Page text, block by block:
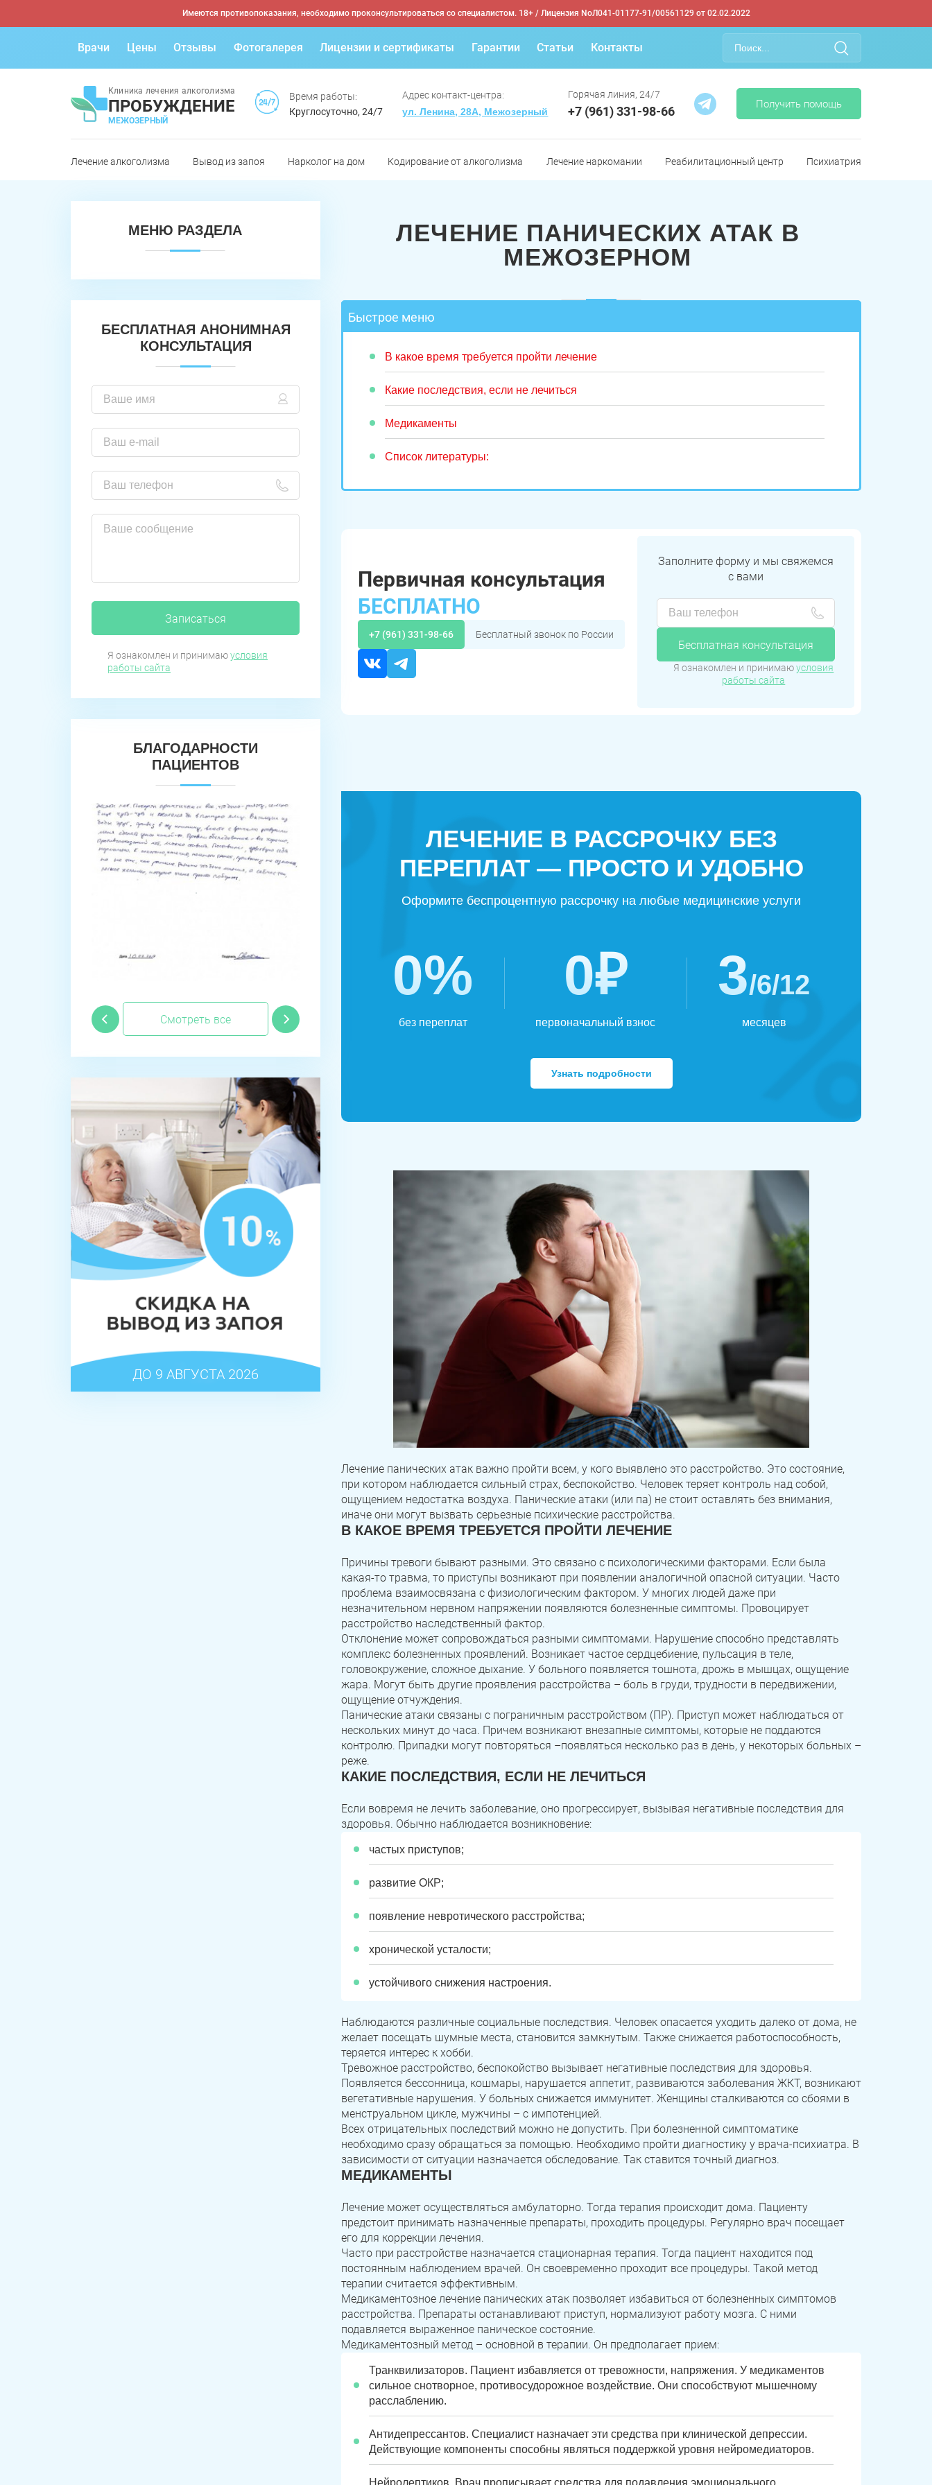
Имеются противопоказания, необходимо проконсультироваться со специалистом. 18+ / Лицензия NoЛ041-01177-91/00561129 от 02.02.2022
Врачи Цены Отзывы Фотогалерея Лицензии и сертификаты Гарантии Статьи Контакты
Клиника лечения алкоголизма
ПРОБУЖДЕНИЕ
МЕЖОЗЕРНЫЙ
Время работы:
Круглосуточно, 24/7
Адрес контакт-центра:
ул. Ленина, 28А, Межозерный
Горячая линия, 24/7
+7 (961) 331-98-66 Получить помощь
Лечение алкоголизма Вывод из запоя Нарколог на дом Кодирование от алкоголизма Лечение наркомании Реабилитационный центр Психиатрия
ЛЕЧЕНИЕ ПАНИЧЕСКИХ АТАК В
МЕЖОЗЕРНОМ
Быстрое меню
В какое время требуется пройти лечение
Какие последствия, если не лечиться
Медикаменты
Список литературы:
Первичная консультация
БЕСПЛАТНО
+7 (961) 331-98-66 Бесплатный звонок по России
Заполните форму и мы свяжемся
с вами
Бесплатная консультация
Я ознакомлен и принимаюусловия
работы сайта
ЛЕЧЕНИЕ В РАССРОЧКУ БЕЗ
ПЕРЕПЛАТ — ПРОСТО И УДОБНО
Оформите беспроцентную рассрочку на любые медицинские услуги
0%
без переплат
0₽
первоначальный взнос
3/6/12
месяцев
Узнать подробности
Лечение панических атак важно пройти всем, у кого выявлено это расстройство. Это состояние,
при котором наблюдается сильный страх, беспокойство. Человек теряет контроль над собой,
ощущением недостатка воздуха. Панические атаки (или па) не стоит оставлять без внимания,
иначе они могут вызвать серьезные психические расстройства.
В КАКОЕ ВРЕМЯ ТРЕБУЕТСЯ ПРОЙТИ ЛЕЧЕНИЕ
Причины тревоги бывают разными. Это связано с психологическими факторами. Если была
какая-то травма, то приступы возникают при появлении аналогичной опасной ситуации. Часто
проблема взаимосвязана с физиологическим фактором. У многих людей даже при
незначительном нервном напряжении появляются болезненные симптомы. Провоцирует
расстройство наследственный фактор.
Отклонение может сопровождаться разными симптомами. Нарушение способно представлять
комплекс болезненных проявлений. Возникает частое сердцебиение, пульсация в теле,
головокружение, сложное дыхание. У больного появляется тошнота, дрожь в мышцах, ощущение
жара. Могут быть другие проявления расстройства – боль в груди, трудности в передвижении,
ощущение отчуждения.
Панические атаки связаны с пограничным расстройством (ПР). Приступ может наблюдаться от
нескольких минут до часа. Причем возникают внезапные симптомы, которые не поддаются
контролю. Припадки могут повторяться –появляться несколько раз в день, у некоторых больных –
реже.
КАКИЕ ПОСЛЕДСТВИЯ, ЕСЛИ НЕ ЛЕЧИТЬСЯ
Если вовремя не лечить заболевание, оно прогрессирует, вызывая негативные последствия для
здоровья. Обычно наблюдается возникновение:
частых приступов;
развитие ОКР;
появление невротического расстройства;
хронической усталости;
устойчивого снижения настроения.
Наблюдаются различные социальные последствия. Человек опасается уходить далеко от дома, не
желает посещать шумные места, становится замкнутым. Также снижается работоспособность,
теряется интерес к хобби.
Тревожное расстройство, беспокойство вызывает негативные последствия для здоровья.
Появляется бессонница, кошмары, нарушается аппетит, развиваются заболевания ЖКТ, возникают
вегетативные нарушения. У больных снижается иммунитет. Женщины сталкиваются со сбоями в
менструальном цикле, мужчины – с импотенцией.
Всех отрицательных последствий можно не допустить. При болезненной симптоматике
необходимо сразу обращаться за помощью. Необходимо пройти диагностику у врача-психиатра. В
зависимости от ситуации назначается обследование. Так ставится точный диагноз.
МЕДИКАМЕНТЫ
Лечение может осуществляться амбулаторно. Тогда терапия происходит дома. Пациенту
предстоит принимать назначенные препараты, проходить процедуры. Регулярно врач посещает
его для коррекции лечения.
Часто при расстройстве назначается стационарная терапия. Тогда пациент находится под
постоянным наблюдением врачей. Он своевременно проходит все процедуры. Такой метод
терапии считается эффективным.
Медикаментозное лечение панических атак позволяет избавиться от болезненных симптомов
расстройства. Препараты останавливают приступ, нормализуют работу мозга. С ними
подавляется выраженное паническое состояние.
Медикаментозный метод – основной в терапии. Он предполагает прием:
Транквилизаторов. Пациент избавляется от тревожности, напряжения. У медикаментов
сильное снотворное, противосудорожное воздействие. Они способствуют мышечному
расслаблению.
Антидепрессантов. Специалист назначает эти средства при клинической депрессии.
Действующие компоненты способны являться поддержкой уровня нейромедиаторов.
Нейролептиков. Врач прописывает средства для подавления эмоционального
МЕНЮ РАЗДЕЛА
БЕСПЛАТНАЯ АНОНИМНАЯ
КОНСУЛЬТАЦИЯ
Записаться
Я ознакомлен и принимаюусловия
работы сайта
БЛАГОДАРНОСТИ
ПАЦИЕНТОВ
Смотреть все
ДО 9 АВГУСТА 2026
ПОЛУЧИТЬ ПОМОЩЬ
Записаться
Я ознакомлен и принимаюусловия работы сайта
ЗАДАТЬ ВОПРОС
Задать вопрос
Я ознакомлен и принимаюусловия работы сайта
ПОЛУЧИТЬ ПОМОЩЬ
Записаться
Я ознакомлен и принимаюусловия работы сайта
ПОЛУЧИТЬ ПОМОЩЬ
Записаться
Я ознакомлен и принимаюусловия работы сайта
Челябинск
Красногорский Нязепетровск
Первомайский Карабаш Юрюзань
Верхнеуральск Локомотивный Миньяр
Зауральский Межозерный Катав-Ивановск
Пласт
Верхний Уфалей
Трехгорный
Кыштым Южноуральск
Сатка Чебаркуль
Озерск
Миасс Златоуст Магнитогорск